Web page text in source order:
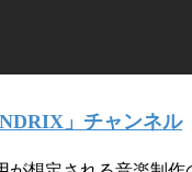
」チャンネル